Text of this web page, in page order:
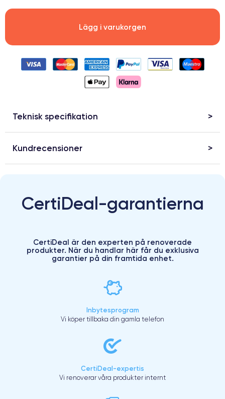
Lägg i varukorgen
Teknisk specifikation
Kundrecensioner
CertiDeal-garantierna
CertiDeal är den experten på renoverade
produkter. När du handlar här får du exklusiva
garantier på din framtida enhet.
Inbytesprogram
Vi köper tillbaka din gamla telefon
CertiDeal-expertis
Vi renoverar våra produkter internt